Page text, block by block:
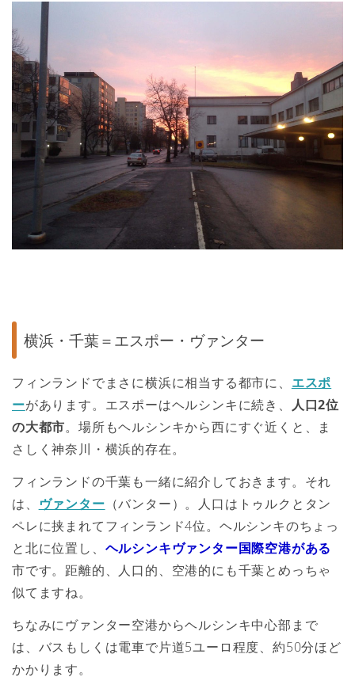
横浜・千葉＝エスポー・ヴァンター
フィンランドでまさに横浜に相当する都市に、 エスポ
ーがあります。エスポーはヘルシンキに続き、 人口2位
の大都市。場所もヘルシンキから西にすぐ近くと、ま
さしく神奈川・横浜的存在。
フィンランドの千葉も一緒に紹介しておきます。それ
は、
ヴァンター （バンター）。人口はトゥルクとタン
ペレに挟まれてフィンランド4位。ヘルシンキのちょっ
と北に位置し、 ヘルシンキヴァンター国際空港がある
市です。距離的、人口的、空港的にも千葉とめっちゃ
似てますね。
ちなみにヴァンター空港からヘルシンキ中心部まで
は、バスもしくは電車で片道5ユーロ程度、約50分ほど
かかります。